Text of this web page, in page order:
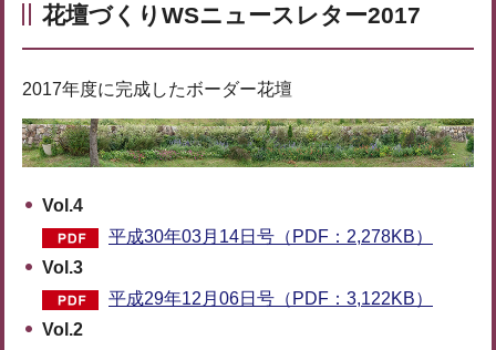
花壇づくりWSニュースレター2017
2017年度に完成したボーダー花壇
Vol.4
平成30年03月14日号（PDF：2,278KB）
Vol.3
平成29年12月06日号（PDF：3,122KB）
Vol.2